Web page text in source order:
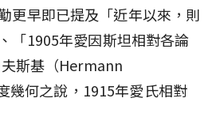
更早即已提及「近年以來，則
「1905年愛因斯坦相對各論
斯基（Hermann
幾何之說，1915年愛氏相對